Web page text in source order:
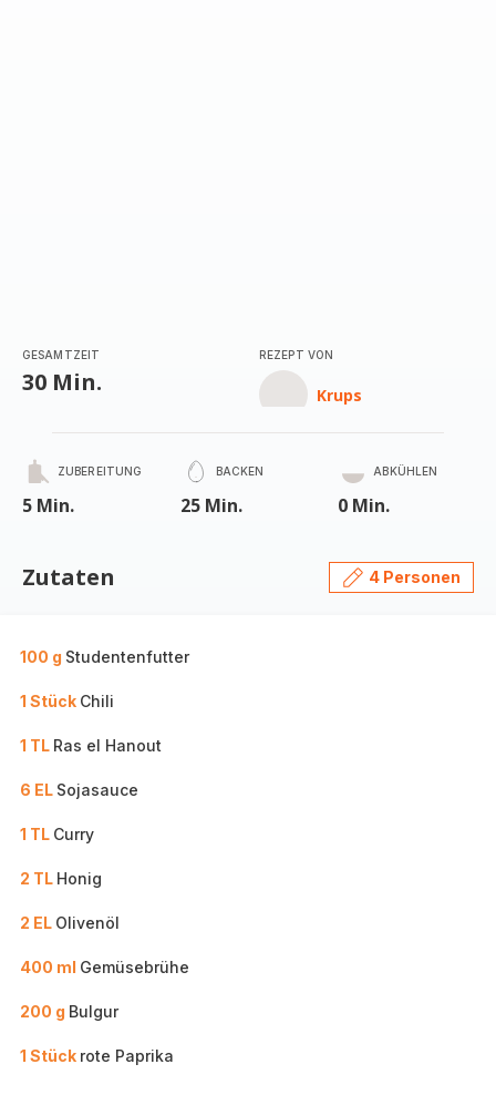
GESAMTZEIT
30 Min.
REZEPT VON
Krups
ZUBEREITUNG
5 Min.
BACKEN
25 Min.
ABKÜHLEN
0 Min.
Zutaten 4 Personen
100 g Studentenfutter
1 Stück Chili
1 TL Ras el Hanout
6 EL Sojasauce
1 TL Curry
2 TL Honig
2 EL Olivenöl
400 ml Gemüsebrühe
200 g Bulgur
1 Stück rote Paprika